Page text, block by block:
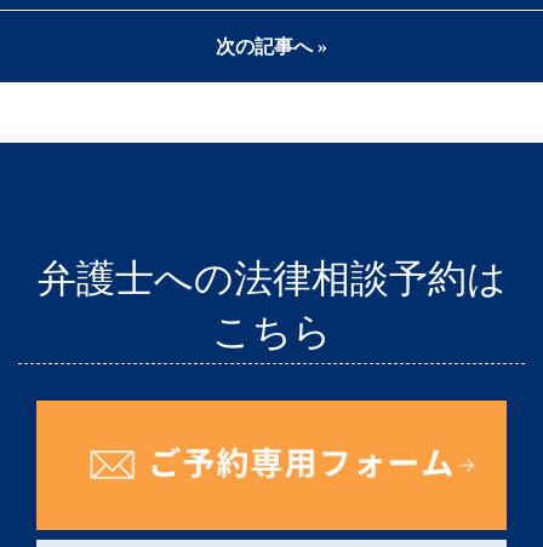
次の記事へ »
弁護士への法律相談予約は
こちら